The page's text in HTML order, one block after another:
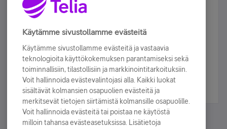
Älä jää paitsi – osallistu ja voita!
Tilaa Telian uutiskirje ja olet mukana arvonnassa.
sähköpostiisi.
Tilaa nyt
Käytämme sivustollamme evästeitä
Käytämme sivustollamme evästeitä ja vastaavia
teknologioita käyttökokemuksen parantamiseksi sekä
toiminnallisiin, tilastollisiin ja markkinointitarkoituksiin.
Voit hallinnoida evästevalintojasi alla. Kaikki luokat
sisältävät kolmansien osapuolien evästeitä ja
merkitsevät tietojen siirtämistä kolmansille osapuolille.
Voit hallinnoida evästeitä tai poistaa ne käytöstä
milloin tahansa evästeasetuksissa. Lisätietoja